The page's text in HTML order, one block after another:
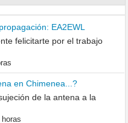
EA2EWL
felicitarte por el trabajo
en Chimenea...?
de la antena a la